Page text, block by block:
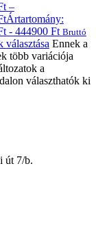
–
Ártartomány:
- 444900 Ft Bruttó
választása Ennek a
több variációja
a
választhatók ki
út 7/b.